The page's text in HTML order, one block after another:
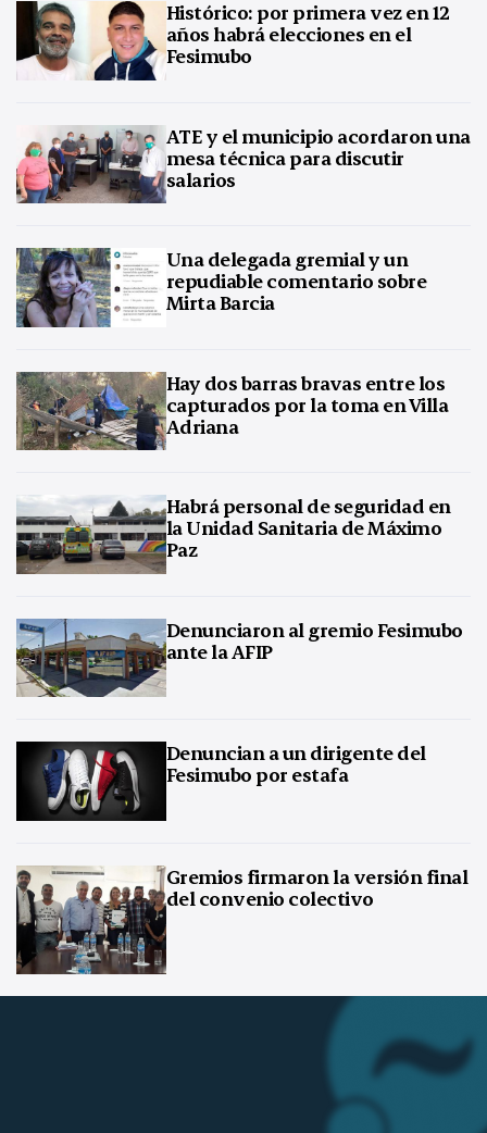
Histórico: por primera vez en 12
años habrá elecciones en el
Fesimubo
ATE y el municipio acordaron una
mesa técnica para discutir
salarios
Una delegada gremial y un
repudiable comentario sobre
Mirta Barcia
Hay dos barras bravas entre los
capturados por la toma en Villa
Adriana
Habrá personal de seguridad en
la Unidad Sanitaria de Máximo
Paz
Denunciaron al gremio Fesimubo
ante la AFIP
Denuncian a un dirigente del
Fesimubo por estafa
Gremios firmaron la versión final
del convenio colectivo